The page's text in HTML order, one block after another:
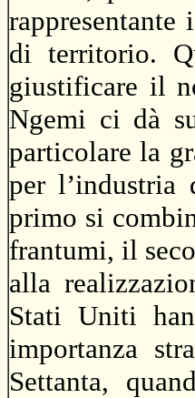
di territorio.
giustificare il
Ngemi ci dà
particolare la
per l’industria
primo si
frantumi, il
alla
Stati Uniti
importanza
Settanta,